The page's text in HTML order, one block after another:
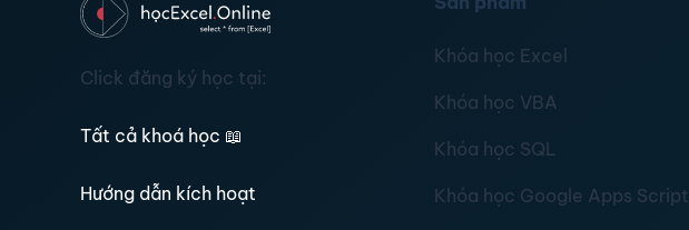
Click đăng ký học tại:
Tất cả khoá học 📖
Hướng dẫn kích hoạt
Khóa học Excel
Khóa học VBA
Khóa học SQL
Khóa học Google Apps Script